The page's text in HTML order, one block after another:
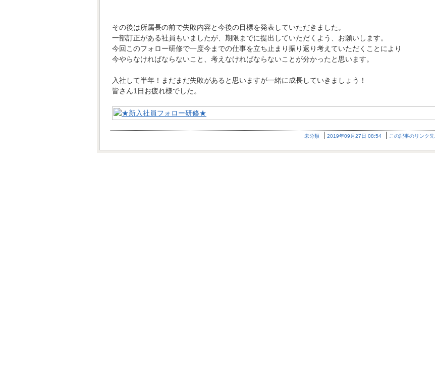
その後は所属長の前で失敗内容と今後の目標を発表していただきました。
一部訂正がある社員もいましたが、期限までに提出していただくよう、お願いします。
今回このフォロー研修で一度今までの仕事を立ち止まり振り返り考えていただくことにより
今やらなければならないこと、考えなければならないことが分かったと思います。
入社して半年！まだまだ失敗があると思いますが一緒に成長していきましょう！
皆さん1日お疲れ様でした。
未分類 2019年09月27日 08:54 この記事のリンク先